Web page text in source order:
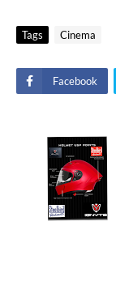
Tags Cinema
Facebook